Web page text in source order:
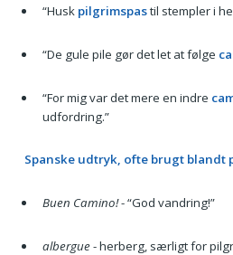
“Husk pilgrimspastil stempler i
“De gule pile gør det let at følge
“For mig var det mere en indre
udfordring.”
Spanske udtryk, ofte brugt blandt
Buen Camino!- “God vandring!”
albergue- herberg, særligt for